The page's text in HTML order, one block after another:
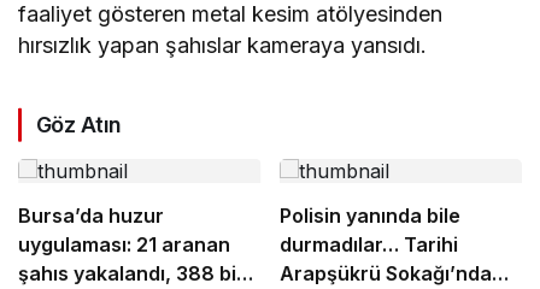
faaliyet gösteren metal kesim atölyesinden
hırsızlık yapan şahıslar kameraya yansıdı.
Göz Atın
Bursa’da huzur
uygulaması: 21 aranan
şahıs yakalandı, 388 bin
Polisin yanında bile
durmadılar… Tarihi
Arapşükrü Sokağı’nda